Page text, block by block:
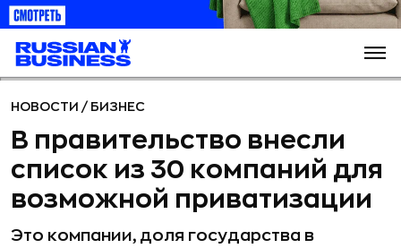
НОВОСТИ / БИЗНЕС
В правительство внесли
список из 30 компаний для
возможной приватизации
Это компании, доля государства в